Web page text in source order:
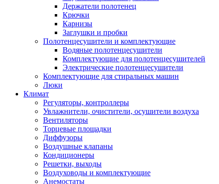
Держатели полотенец
Крючки
Карнизы
Заглушки и пробки
Полотенцесушители и комплектующие
Водяные полотенцесушители
Комплектующие для полотенцесушителей
Электрические полотенцесушители
Комплектующие для стиральных машин
Люки
Климат
Регуляторы, контроллеры
Увлажнители, очистители, осушители воздуха
Вентиляторы
Торцевые площадки
Диффузоры
Воздушные клапаны
Кондиционеры
Решетки, выходы
Воздуховоды и комплектующие
Анемостаты